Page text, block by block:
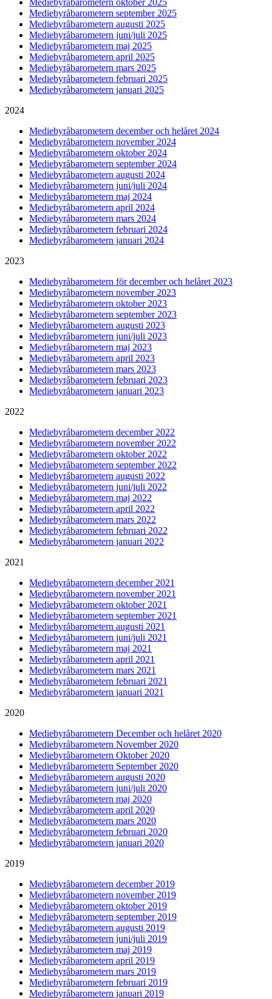
Mediebyråbarometern september 2025
Mediebyråbarometern augusti 2025
Mediebyråbarometern juni/juli 2025
Mediebyråbarometern maj 2025
Mediebyråbarometern april 2025
Mediebyråbarometern mars 2025
Mediebyråbarometern februari 2025
Mediebyråbarometern januari 2025
2024
Mediebyråbarometern december och helåret 2024
Mediebyråbarometern november 2024
Mediebyråbarometern oktober 2024
Mediebyråbarometern september 2024
Mediebyråbarometern augusti 2024
Mediebyråbarometern juni/juli 2024
Mediebyråbarometern maj 2024
Mediebyråbarometern april 2024
Mediebyråbarometern mars 2024
Mediebyråbarometern februari 2024
Mediebyråbarometern januari 2024
2023
Mediebyråbarometern för december och helåret 2023
Mediebyråbarometern november 2023
Mediebyråbarometern oktober 2023
Mediebyråbarometern september 2023
Mediebyråbarometern augusti 2023
Mediebyråbarometern juni/juli 2023
Mediebyråbarometern maj 2023
Mediebyråbarometern april 2023
Mediebyråbarometern mars 2023
Mediebyråbarometern februari 2023
Mediebyråbarometern januari 2023
2022
Mediebyråbarometern december 2022
Mediebyråbarometern november 2022
Mediebyråbarometern oktober 2022
Mediebyråbarometern september 2022
Mediebyråbarometern augusti 2022
Mediebyråbarometern juni/juli 2022
Mediebyråbarometern maj 2022
Mediebyråbarometern april 2022
Mediebyråbarometern mars 2022
Mediebyråbarometern februari 2022
Mediebyråbarometern januari 2022
2021
Mediebyråbarometern december 2021
Mediebyråbarometern november 2021
Mediebyråbarometern oktober 2021
Mediebyråbarometern september 2021
Mediebyråbarometern augusti 2021
Mediebyråbarometern juni/juli 2021
Mediebyråbarometern maj 2021
Mediebyråbarometern april 2021
Mediebyråbarometern mars 2021
Mediebyråbarometern februari 2021
Mediebyråbarometern januari 2021
2020
Mediebyråbarometern December och helåret 2020
Mediebyråbarometern November 2020
Mediebyråbarometern Oktober 2020
Mediebyråbarometern September 2020
Mediebyråbarometern augusti 2020
Mediebyråbarometern juni/juli 2020
Mediebyråbarometern maj 2020
Mediebyråbarometern april 2020
Mediebyråbarometern mars 2020
Mediebyråbarometern februari 2020
Mediebyråbarometern januari 2020
2019
Mediebyråbarometern december 2019
Mediebyråbarometern november 2019
Mediebyråbarometern oktober 2019
Mediebyråbarometern september 2019
Mediebyråbarometern augusti 2019
Mediebyråbarometern juni/juli 2019
Mediebyråbarometern maj 2019
Mediebyråbarometern april 2019
Mediebyråbarometern mars 2019
Mediebyråbarometern februari 2019
Mediebyråbarometern januari 2019